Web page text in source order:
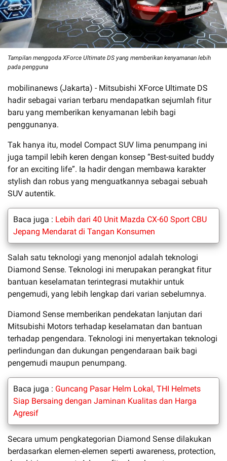
Tampilan menggoda XForce Ultimate DS yang memberikan kenyamanan lebih
pada pengguna
mobilinanews (Jakarta) - Mitsubishi XForce Ultimate DS
hadir sebagai varian terbaru mendapatkan sejumlah fitur
baru yang memberikan kenyamanan lebih bagi
penggunanya.
Tak hanya itu, model Compact SUV lima penumpang ini
juga tampil lebih keren dengan konsep “Best-suited buddy
for an exciting life”. Ia hadir dengan membawa karakter
stylish dan robus yang menguatkannya sebagai sebuah
SUV autentik.
Baca juga : Lebih dari 40 Unit Mazda CX-60 Sport CBU
Jepang Mendarat di Tangan Konsumen
Salah satu teknologi yang menonjol adalah teknologi
Diamond Sense. Teknologi ini merupakan perangkat fitur
bantuan keselamatan terintegrasi mutakhir untuk
pengemudi, yang lebih lengkap dari varian sebelumnya.
Diamond Sense memberikan pendekatan lanjutan dari
Mitsubishi Motors terhadap keselamatan dan bantuan
terhadap pengendara. Teknologi ini menyertakan teknologi
perlindungan dan dukungan pengendaraan baik bagi
pengemudi maupun penumpang.
Baca juga : Guncang Pasar Helm Lokal, THI Helmets
Siap Bersaing dengan Jaminan Kualitas dan Harga
Agresif
Secara umum pengkategorian Diamond Sense dilakukan
berdasarkan elemen-elemen seperti awareness, protection,